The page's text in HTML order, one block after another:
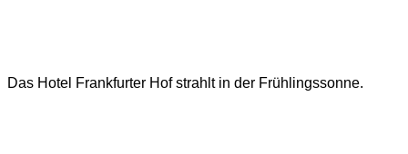
Das Hotel Frankfurter Hof strahlt in der Frühlingssonne.